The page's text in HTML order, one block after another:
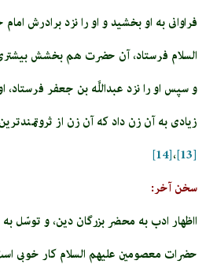
فراوانى به او بخشيد و او را نزد برادرش
السلام فرستاد، آن حضرت هم بخشش
و سپس او را نزد عبداللَّه بن جعفر
زيادى به آن زن داد كه آن زن از
[13]
،[14]
سخن آخر:
ااظهار ادب به محضر بزرگان دين، و توسّل
حضرات معصومين عليهم السلام كار خوبى